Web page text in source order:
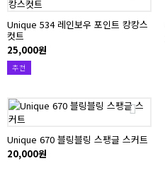
Unique 534 레인보우 포인트 캉캉스
컷트
25,000원
추천
Unique 670 블링블링 스팽글 스커트
20,000원